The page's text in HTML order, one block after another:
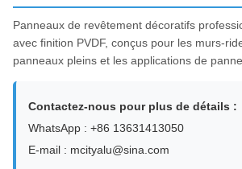
Panneaux de revêtement décoratifs
avec finition PVDF, conçus pour les murs-
panneaux pleins et les applications de
Contactez-nous pour plus de détails :
WhatsApp : +86 13631413050
E-mail : mcityalu@sina.com